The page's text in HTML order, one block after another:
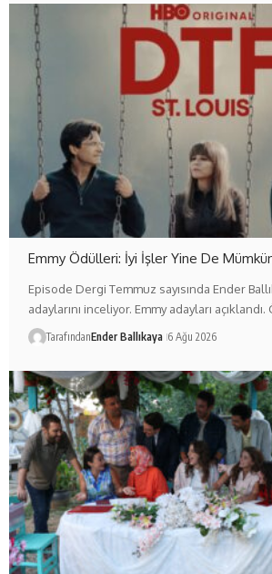
Emmy Ödülleri: İyi İşler Yine De
Episode Dergi Temmuz sayısında Ender
adaylarını inceliyor. Emmy adayları
TarafındanEnder Ballıkaya 6 Ağu 2026